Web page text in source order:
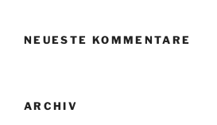
NEUESTE KOMMENTARE
ARCHIV